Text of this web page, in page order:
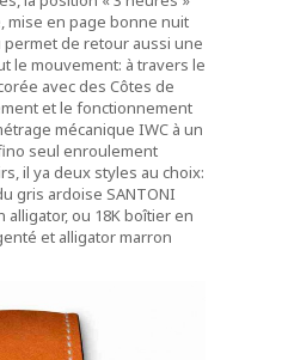
mise en page bonne nuit
permet de retour aussi une
le mouvement: à travers le
avec des Côtes de
et le fonctionnement
mécanique IWC à un
seul enroulement
il ya deux styles au choix:
gris ardoise SANTONI
ou 18K boîtier en
et alligator marron